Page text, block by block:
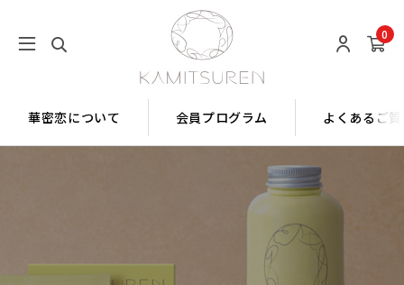
0
華密恋について 会員プログラム よくあるご